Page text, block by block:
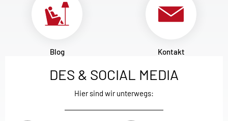
Blog Kontakt
DES & SOCIAL MEDIA
Hier sind wir unterwegs: